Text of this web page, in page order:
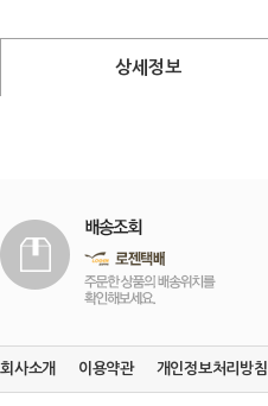
상세정보
회사소개 이용약관 개인정보처리방침